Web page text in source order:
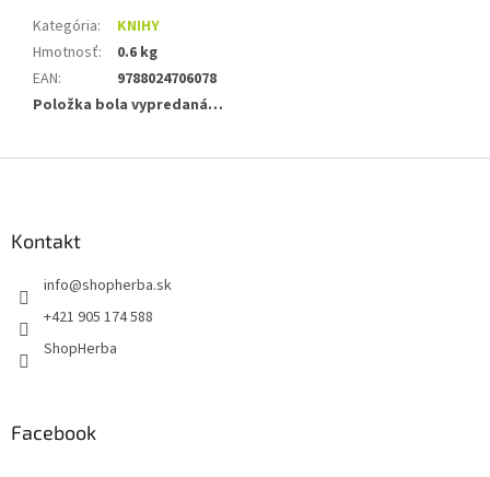
Kategória:
KNIHY
Hmotnosť:
0.6 kg
EAN:
9788024706078
Položka bola vypredaná…
Kontakt
info@shopherba.sk
+421 905 174 588
ShopHerba
Facebook